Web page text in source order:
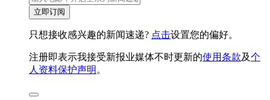
立即订阅
只想接收感兴趣的新闻速递? 点击设置您的偏好。
注册即表示我接受新报业媒体不时更新的使用条款及个
人资料保护声明 。